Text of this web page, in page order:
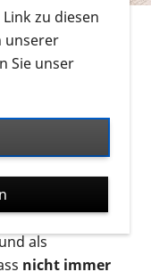
Website
an.
Infomaterial
ausschließlich
oder Videos zu
werden in
zur
Variante
als
nicht immer
zu diesen
unserer
Sie unser